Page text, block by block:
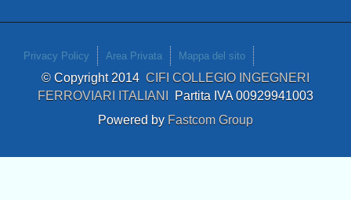
Privacy Policy Area Privata Mappa del sito
© Copyright 2014 CIFI COLLEGIO INGEGNERI
FERROVIARI ITALIANI Partita IVA 00929941003
Powered by Fastcom Group